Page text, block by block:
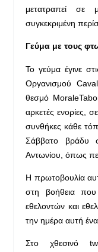
μετατραπεί σε
συγκεκριμένη
Γεύμα με τους
Το γεύμα έγινε
Οργανισμού
θεσμό
αρκετές ενορίες,
συνθήκες κάθε
Σάββατο βράδυ
Αντωνίου, όπως
Η πρωτοβουλία
στη βοήθεια που
εθελοντών και
την ημέρα αυτή
Στο χθεσινό